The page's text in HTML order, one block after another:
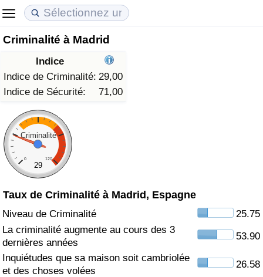
Criminalité à Madrid
Indice
Indice de Criminalité: 29,00
Indice de Sécurité:
71,00
Criminalité
0 120
29
Taux de Criminalité à Madrid, Espagne
Niveau de Criminalité
25.75
La criminalité augmente au cours des 3
dernières années
53.90
Inquiétudes que sa maison soit cambriolée
et des choses volées
26.58
Coût de la vie
Indice du Coût de la Vie (Actuel)
Indice du Coût de la Vie
Indice du coût de la vie par pays
à Akaba
Prix de l'immobilier
Indice des Prix de l'immobilier (Actuel)
Indice des Prix de l'immobilier
Indice des Prix de l'immobilier par Pays
Qualité de Vie
Indice de Qualité de Vie
Indice de Qualité de Vie (Actuel)
Indice de qualité de vie par pays
Criminalité
Indice de Criminalité (Actuel)
Indice de Criminalité
Indice de criminalité par pays